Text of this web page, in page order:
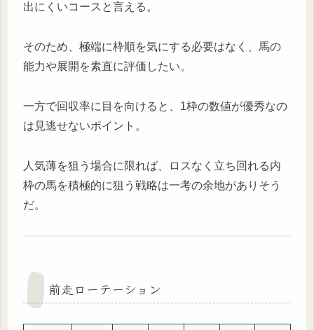
出にくいコースと言える。
そのため、極端に枠順を気にする必要はなく、馬の
能力や展開を素直に評価したい。
一方で回収率に目を向けると、1枠の数値が優秀なの
は見逃せないポイント。
人気薄を狙う場合に限れば、ロスなく立ち回れる内
枠の馬を積極的に狙う戦略は一考の余地がありそう
だ。
前走ローテーション